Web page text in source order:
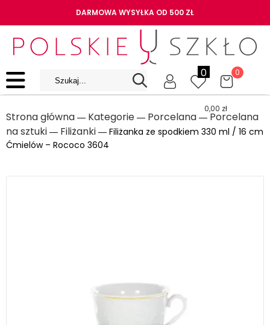
DARMOWA WYSYŁKA OD 500 ZŁ
0 0
0,00 zł
Strona główna ― Kategorie ― Porcelana ― Porcelana
na sztuki ― Filiżanki ― Filiżanka ze spodkiem 330 ml / 16 cm
Ćmielów – Rococo 3604